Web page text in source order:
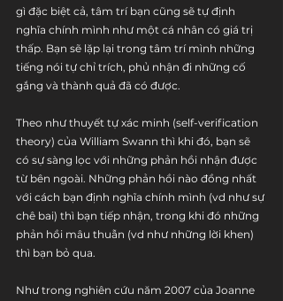
gì đặc biệt cả, tâm trí bạn cũng sẽ tự định
nghĩa chính mình như một cá nhân có giá trị
thấp. Bạn sẽ lặp lại trong tâm trí mình những
tiếng nói tự chỉ trích, phủ nhận đi những cố
gắng và thành quả đã có được.
Theo như thuyết tự xác minh (self-verification
theory) của William Swann thì khi đó, bạn sẽ
có sự sàng lọc với những phản hồi nhận được
từ bên ngoài. Những phản hồi nào đồng nhất
với cách bạn định nghĩa chính mình (vd như sự
chê bai) thì bạn tiếp nhận, trong khi đó những
phản hồi mâu thuẫn (vd như những lời khen)
thì bạn bỏ qua.
Như trong nghiên cứu năm 2007 của Joanne